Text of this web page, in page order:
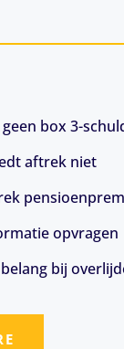
box 3-
aftrek niet
opvragen
bij